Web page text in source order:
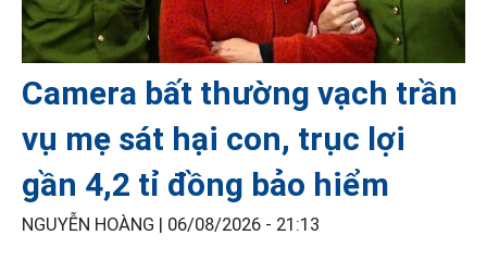
Camera bất thường vạch trần
vụ mẹ sát hại con, trục lợi
gần 4,2 tỉ đồng bảo hiểm
NGUYỄN HOÀNG | 06/08/2026 - 21:13